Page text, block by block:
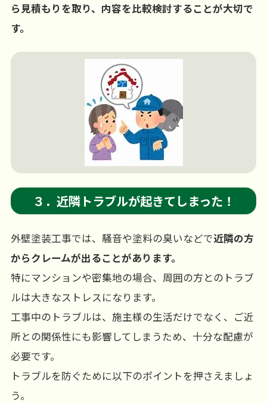
ら見積もりを取り、内容を比較検討することが大切で
す。
３．近隣トラブルが起きてしまった！
外壁塗装工事では、騒音や塗料の臭いなどで近隣の方
からクレームが出ることがあります。
特にマンションや密集地の場合、周囲の方とのトラブ
ルは大きなストレスになります。
工事中のトラブルは、施主様の生活だけでなく、ご近
所との関係性にも影響してしまうため、十分な配慮が
必要です。
トラブルを防ぐために以下のポイントを押さえましょ
う。